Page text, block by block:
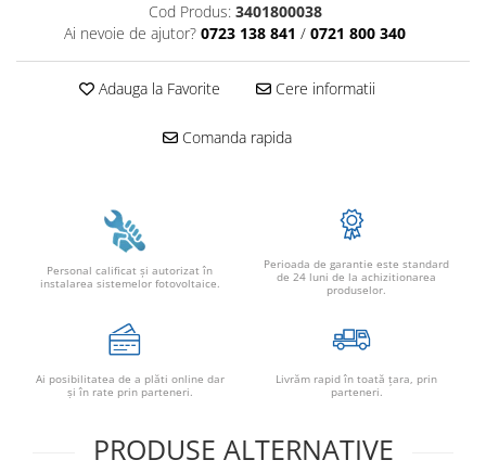
Cod Produs: 3401800038
Ai nevoie de ajutor? 0723 138 841 / 0721 800 340
Adauga la Favorite Cere informatii
Comanda rapida
Personal calificat şi autorizat în
instalarea sistemelor fotovoltaice.
Perioada de garantie este standard
de 24 luni de la achizitionarea
produselor.
Ai posibilitatea de a plăti online dar
şi în rate prin parteneri.
Livrăm rapid în toată țara, prin
parteneri.
PRODUSE ALTERNATIVE